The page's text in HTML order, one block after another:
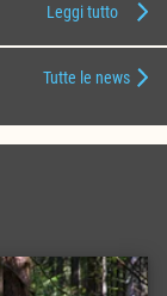
Leggi tutto
Tutte le news